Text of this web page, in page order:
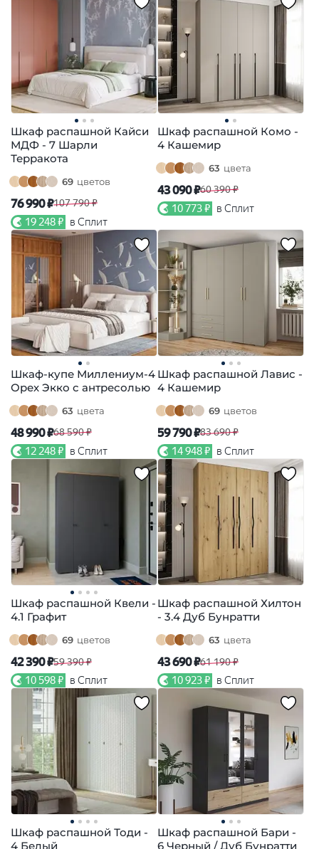
Шкаф распашной Кайси
МДФ - 7 Шарли
Терракота
69 цветов
76 990 ₽107 790 ₽
19 248 ₽ в Сплит
Шкаф распашной Комо -
4 Кашемир
63 цвета
43 090 ₽60 390 ₽
10 773 ₽ в Сплит
Шкаф-купе Миллениум-4
Орех Экко с антресолью
63 цвета
48 990 ₽68 590 ₽
12 248 ₽ в Сплит
Шкаф распашной Лавис -
4 Кашемир
69 цветов
59 790 ₽83 690 ₽
14 948 ₽ в Сплит
Шкаф распашной Квели -
4.1 Графит
69 цветов
42 390 ₽59 390 ₽
10 598 ₽ в Сплит
Шкаф распашной Хилтон
- 3.4 Дуб Бунратти
63 цвета
43 690 ₽61 190 ₽
10 923 ₽ в Сплит
Шкаф распашной Тоди -
4 Белый
Шкаф распашной Бари -
6 Черный / Дуб Бунратти